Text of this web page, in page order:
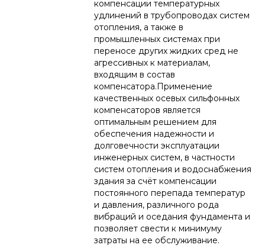
компенсации температурных
удлинений в трубопроводах систем
отопления, а также в
промышленных системах при
переносе других жидких сред не
агрессивных к материалам,
входящим в состав
компенсатора.Применение
качественных осевых сильфонных
компенсаторов является
оптимальным решением для
обеспечения надежности и
долговечности эксплуатации
инженерных систем, в частности
систем отопления и водоснабжения
здания за счёт компенсации
постоянного перепада температур
и давления, различного рода
вибраций и оседания фундамента и
позволяет свести к минимуму
затраты на ее обслуживание.